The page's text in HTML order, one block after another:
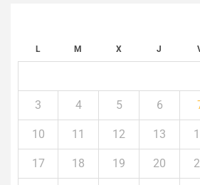
L M X J
3 4 5 6
10 11 12 13
17 18 19 20